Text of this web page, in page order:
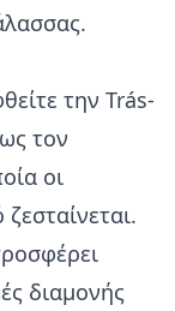
την Trás-
τον
οι
διαμονής